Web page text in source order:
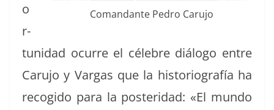
Coman­dante Pedro Carujo
o
r­
tu­nidad ocurre el céle­bre diál­o­go entre
Caru­jo y Var­gas que la his­to­ri­ografía ha
recogi­do para la pos­teri­dad: «El mun­do